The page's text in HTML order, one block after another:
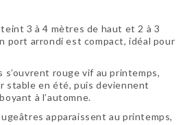
3 à 4 mètres de haut et 2 à 3
port arrondi est compact, idéal pour
s’ouvrent rouge vif au printemps,
stable en été, puis deviennent
à l’automne.
apparaissent au printemps,